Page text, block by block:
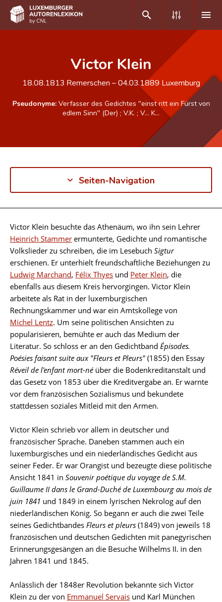
Autor(inn)en A-Z
CNL
Forschungsgruppe
Kontakt
Victor Klein
18.08.1813 Remerschen –04.03.1889 Luxemburg
Pseudonyme: Verfasser des Gedichtes "einst ritt ein Fürst von
edlem Sinn" (Der) ; V.K. ; V… K…
Seiten-Navigation
Biographie
Victor Klein besuchte das Athenäum, wo ihn sein Lehrer
Heinrich Stammer ermunterte, Gedichte und romantische
Volkslieder zu schreiben, die im Lesebuch Sigtur
erschienen. Er unterhielt freundschaftliche Beziehungen zu
Ludwig Marchand, Félix Thyes und Peter Klein, die
ebenfalls aus diesem Kreis hervorgingen. Victor Klein
arbeitete als Rat in der luxemburgischen
Rechnungskammer und war ein Amtskollege von
Michel Lentz. Um seine politischen Ansichten zu
popularisieren, bemühte er auch das Medium der
Literatur. So schloss er an den Gedichtband Épisodes.
Poésies faisant suite aux "Fleurs et Pleurs" (1855) den Essay
Réveil de l'enfant mort-néüber die Bodenkreditanstalt und
das Gesetz von 1853 über die Kreditvergabe an. Er warnte
vor dem französischen Sozialismus und bekundete
stattdessen soziales Mitleid mit den Armen.
Victor Klein schrieb vor allem in deutscher und
französischer Sprache. Daneben stammen auch ein
luxemburgisches und ein niederländisches Gedicht aus
seiner Feder. Er war Orangist und bezeugte diese politische
Ansicht 1841 in Souvenir poétique du voyage de S.M.
Guillaume II dans le Grand-Duchéde Luxembourg au mois de
juin 1841 und 1849 in einem lyrischen Nekrolog auf den
niederländischen König. So begann er auch die zwei Teile
seines Gedichtbandes Fleurs et pleurs (1849) von jeweils 18
französischen und deutschen Gedichten mit panegyrischen
Erinnerungsgesängen an die Besuche Wilhelms II. in den
Jahren 1841 und 1845.
Anlässlich der 1848er Revolution bekannte sich Victor
Klein zu der von Emmanuel Servais und Karl München